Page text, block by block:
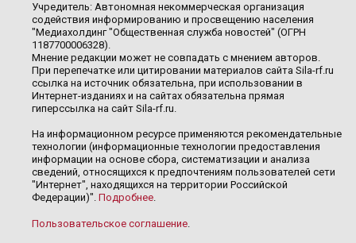
Учредитель: Автономная некоммерческая организация
содействия информированию и просвещению населения
"Медиахолдинг "Общественная служба новостей" (ОГРН
1187700006328).
Мнение редакции может не совпадать с мнением авторов.
При перепечатке или цитировании материалов сайта Sila-rf.ru
ссылка на источник обязательна, при использовании в
Интернет-изданиях и на сайтах обязательна прямая
гиперссылка на сайт Sila-rf.ru.
На информационном ресурсе применяются рекомендательные
технологии (информационные технологии предоставления
информации на основе сбора, систематизации и анализа
сведений, относящихся к предпочтениям пользователей сети
"Интернет", находящихся на территории Российской
Федерации)". Подробнее.
Пользовательское соглашение.